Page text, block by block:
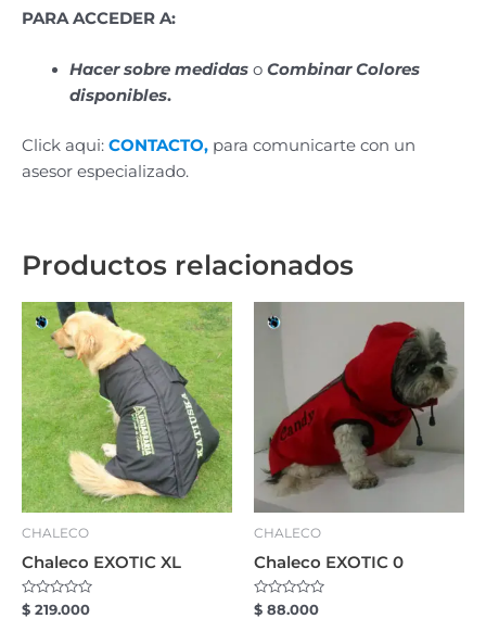
PARA ACCEDER A:
Hacer sobre medidas o Combinar Colores
disponibles.
Click aqui: CONTACTO, para comunicarte con un
asesor especializado.
Productos relacionados
CHALECO
Chaleco EXOTIC XL
Valorado
con
$ 219.000
CHALECO
Chaleco EXOTIC 0
Valorado
con
$ 88.000